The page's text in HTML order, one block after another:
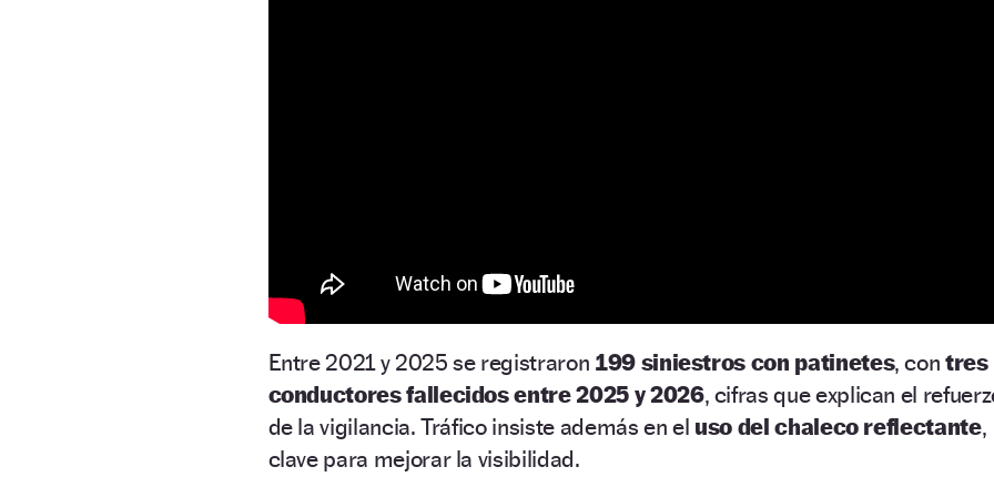
Entre 2021 y 2025 se registraron 199 siniestros con patinetes, contres
conductores fallecidos entre 2025 y 2026, cifras que explican el
de la vigilancia. Tráfico insiste además en el uso del chaleco reflectante,
clave para mejorar la visibilidad.